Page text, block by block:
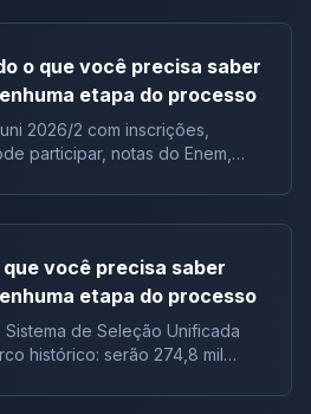
o que você precisa saber
etapa do processo
2026/2 com inscrições,
participar, notas do Enem,
você precisa saber
etapa do processo
de Seleção Unificada
histórico: serão 274,8 mil
a maior edição do